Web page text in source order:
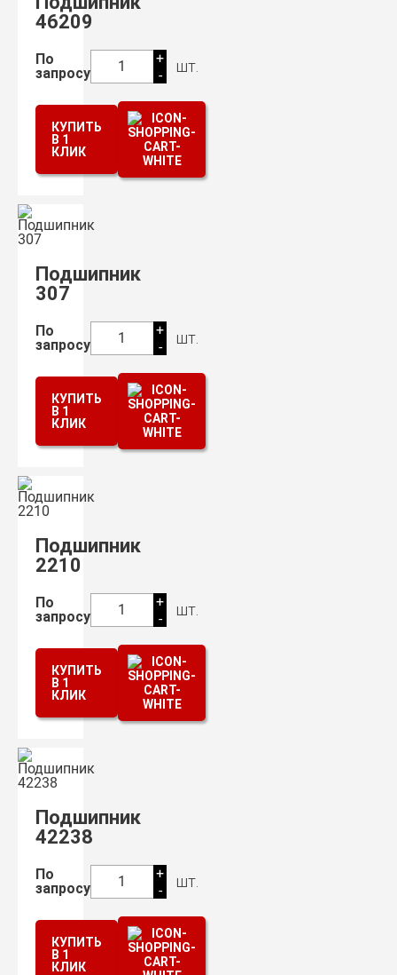
46209
По
запросу
1
+
-
шт.
КУПИТЬ
В 1
КЛИК
Подшипник
307
По
запросу
1
+
-
шт.
КУПИТЬ
В 1
КЛИК
Подшипник
2210
По
запросу
1
+
-
шт.
КУПИТЬ
В 1
КЛИК
Подшипник
42238
По
запросу
1
+
-
шт.
КУПИТЬ
В 1
КЛИК